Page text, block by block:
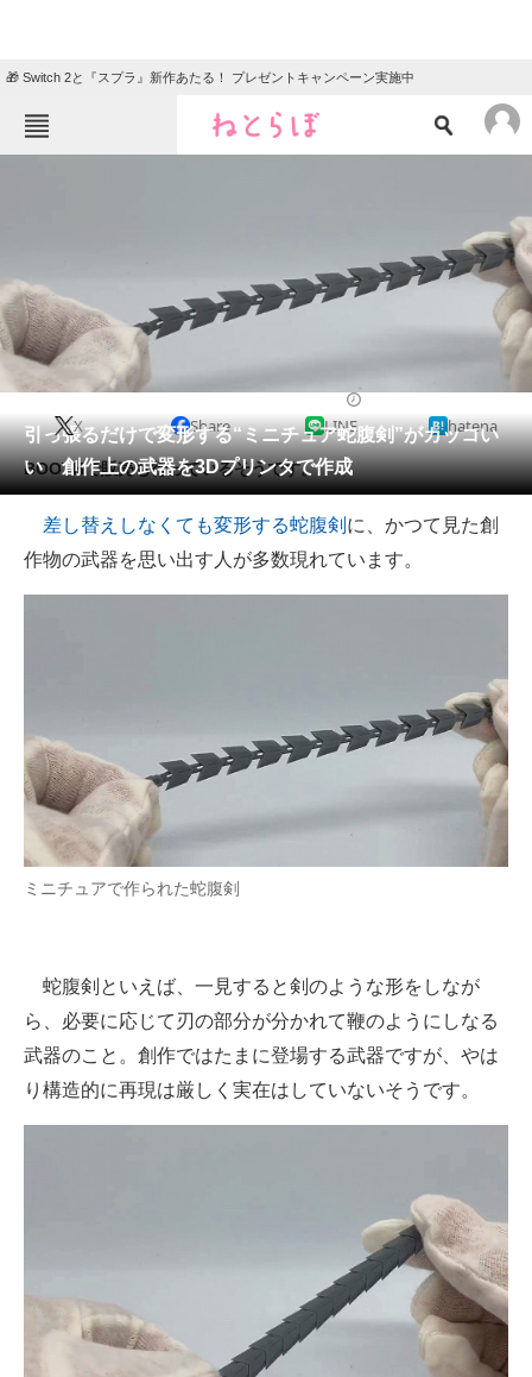
🎁 Switch 2と『スプラ』新作あたる！ プレゼントキャンペーン実施中
グルメ 地域
住まい
動物
会員記事
メディア
注目記事を集めた総合ページ
ビジネスと働き方のヒント
AI活用のいまが分かる
企業ITのトレンドを詳説
マーケ×ITの今がよく分かる
ITエンジニア向け専門サイト
企業向けIT製品の総合サイト
電子設計の基本と応用
引っ張るだけで変形する“ミニチュア蛇腹剣”がカッコい
い 創作上の武器を3Dプリンタで作成
X Share LINE hatena
BOOTHで販売も行っているそうです。
差し替えしなくても変形する蛇腹剣 に、かつて見た創
作物の武器を思い出す人が多数現れています。
ミニチュアで作られた蛇腹剣
蛇腹剣といえば、一見すると剣のような形をしなが
ら、必要に応じて刃の部分が分かれて鞭のようにしなる
武器のこと。創作ではたまに登場する武器ですが、やは
り構造的に再現は厳しく実在はしていないそうです。